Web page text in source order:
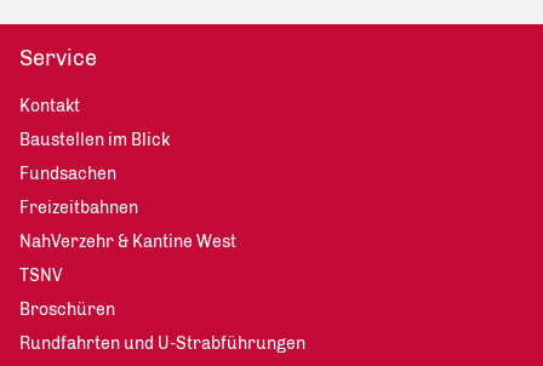
Service
Kontakt
Baustellen im Blick
Fundsachen
Freizeitbahnen
NahVerzehr & Kantine West
TSNV
Broschüren
Rundfahrten und U-Strabführungen